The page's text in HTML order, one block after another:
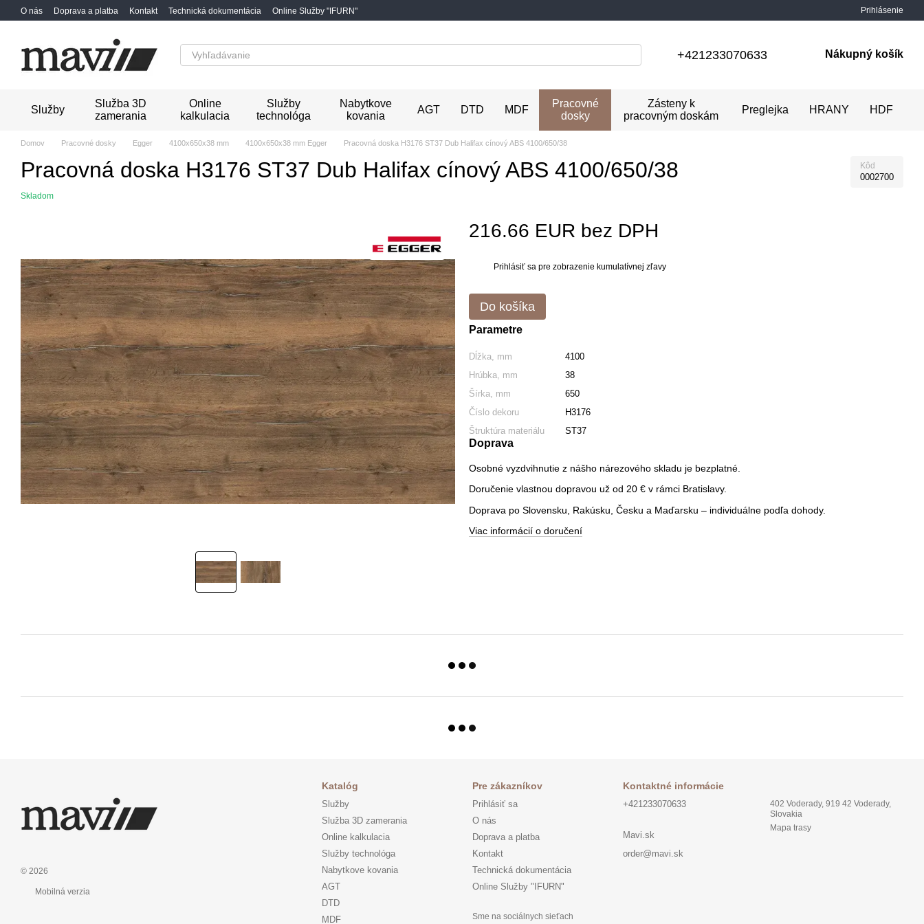
Перейти к основному контенту
O nás Doprava a platba Kontakt Technická dokumentácia Online Služby "IFURN" Prihlásenie
+421233070633 Nákupný košík
Služby
Služba 3D
zamerania
Online
kalkulacia
Služby
technológa
Nabytkove
kovania
AGT DTD MDF
Pracovné
dosky
Zásteny k
pracovným doskám
Preglejka HRANY HDF
Domov Pracovné dosky Egger 4100x650x38 mm 4100x650x38 mm Egger Pracovná doska H3176 ST37 Dub Halifax cínový ABS 4100/650/38
Pracovná doska H3176 ST37 Dub Halifax cínový ABS 4100/650/38 Kôd
0002700
Skladom
216.66 EUR bez DPH
Prihlásiť sa pre zobrazenie kumulatívnej zľavy
Do košíka
Parametre
Dĺžka, mm
4100
Hrúbka, mm
38
Šírka, mm
650
Číslo dekoru
H3176
Štruktúra materiálu
ST37
Doprava
Osobné vyzdvihnutie z nášho nárezového skladu je bezplatné.
Doručenie vlastnou dopravou už od 20 € v rámci Bratislavy.
Doprava po Slovensku, Rakúsku, Česku a Maďarsku – individuálne podľa dohody.
Viac informácií o doručení
© 2026
Mobilná verzia
Katalóg
Služby
Služba 3D zamerania
Online kalkulacia
Služby technológa
Nabytkove kovania
AGT
DTD
MDF
Pre zákazníkov
Prihlásiť sa
O nás
Doprava a platba
Kontakt
Technická dokumentácia
Online Služby "IFURN"
Sme na sociálnych sieťach
Kontaktné informácie
+421233070633
Mavi.sk
order@mavi.sk
402 Voderady, 919 42 Voderady,
Slovakia
Mapa trasy